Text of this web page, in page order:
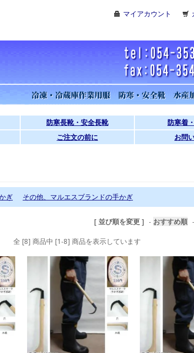
マイアカウント
防寒長靴・安全長靴
防寒着
ご注文の前に お問
ぎ その他、マルエスブランドの手かぎ
[ 並び順を変更 ] - おすすめ順 -
全 [8] 商品中 [1-8] 商品を表示しています